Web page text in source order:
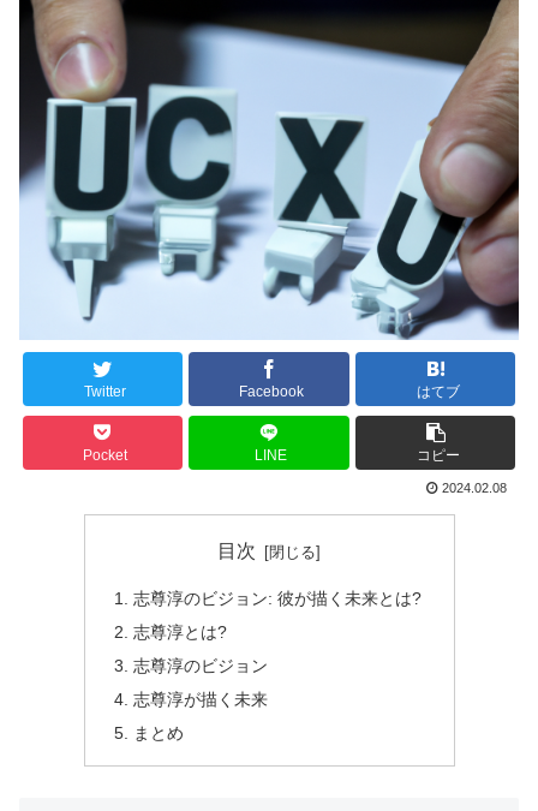
Twitter Facebook はてブ
Pocket LINE コピー
2024.02.08
目次
志尊淳のビジョン: 彼が描く未来とは?
志尊淳とは?
志尊淳のビジョン
志尊淳が描く未来
まとめ